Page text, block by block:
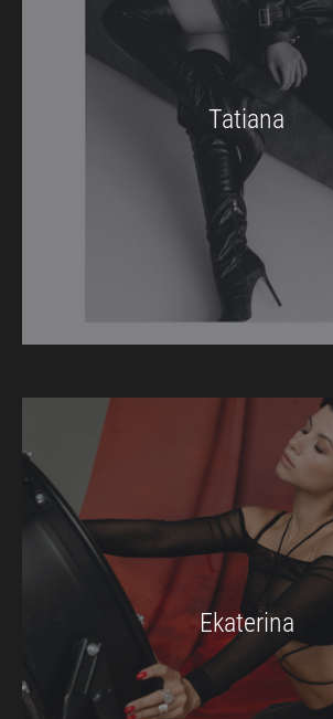
Tatiana
Ekaterina